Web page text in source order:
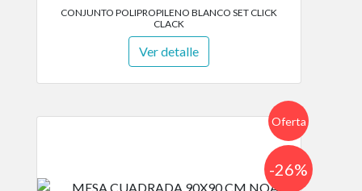
CONJUNTO POLIPROPILENO BLANCO SET CLICK
CLACK
Ver detalle
Oferta
-26%